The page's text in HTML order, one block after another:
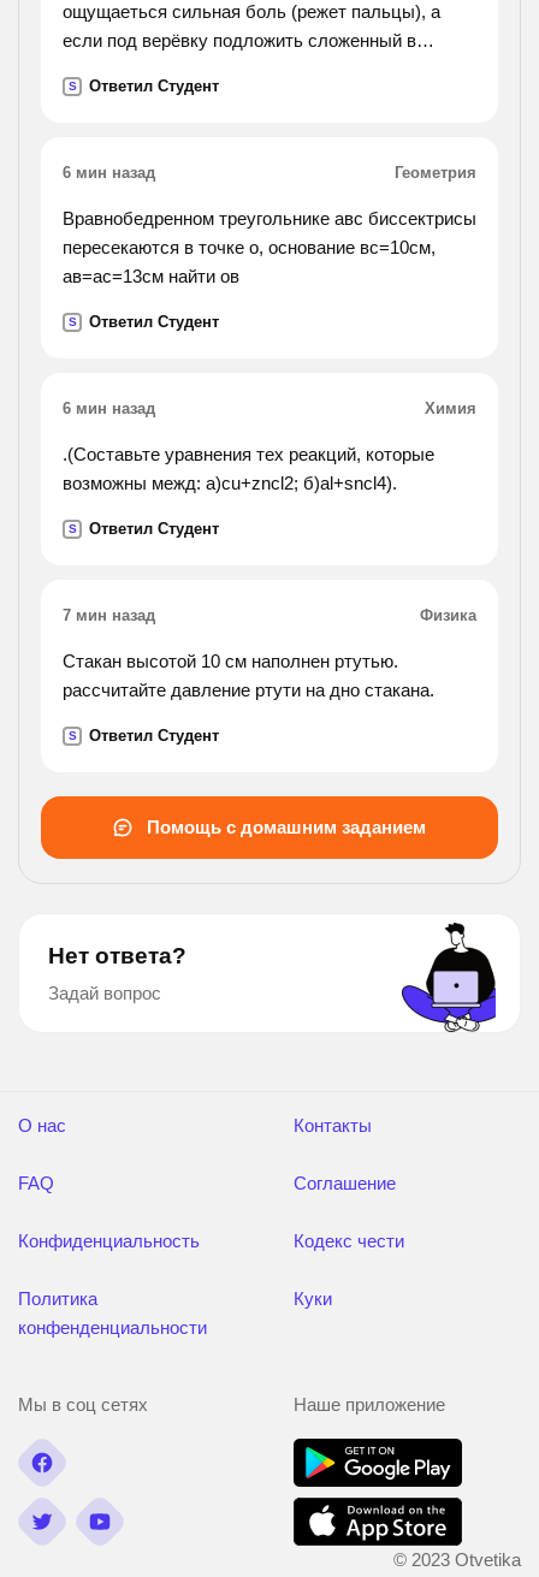
ощущаеться сильная боль (режет пальцы), а
если под верёвку подложить сложенный в
уменьшаеться. объясните почему?
S Ответил Студент
6 мин назад Геометрия
Вравнобедренном треугольнике авс биссектрисы
пересекаются в точке о, основание вс=10см,
ав=ас=13см найти ов
S Ответил Студент
6 мин назад Химия
.(Составьте уравнения тех реакций, которые
возможны межд: а)cu+zncl2; б)al+sncl4).
S Ответил Студент
7 мин назад Физика
Стакан высотой 10 см наполнен ртутью.
рассчитайте давление ртути на дно стакана.
S Ответил Студент
Помощь с домашним заданием
Нет ответа?
Задай вопрос
О нас
FAQ
Конфиденциальность
Политика
конфенденциальности
Контакты
Соглашение
Кодекс чести
Куки
Мы в соц сетях Наше приложение
© 2023 Otvetika